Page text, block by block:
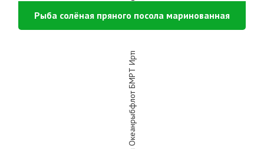
Рыба солёная пряного посола маринованная